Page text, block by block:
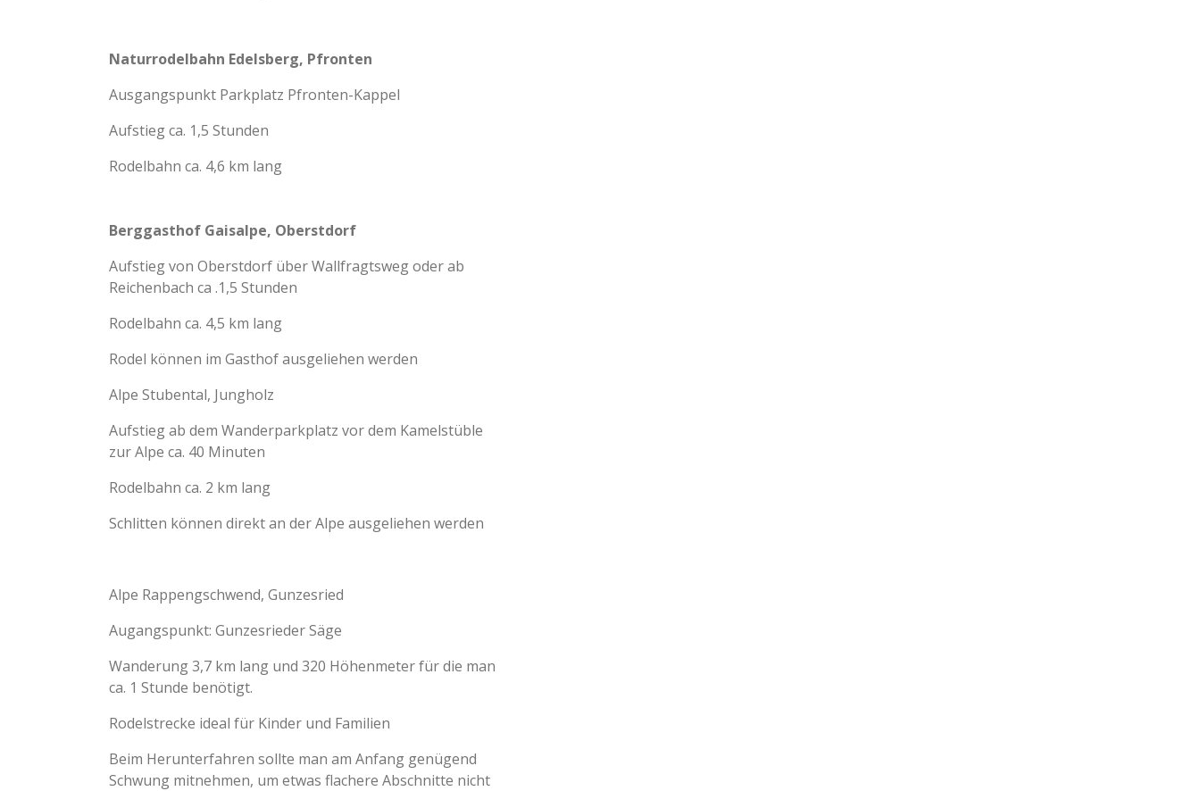
Naturrodelbahn Edelsberg, Pfronten
Ausgangspunkt Parkplatz Pfronten-Kappel
Aufstieg ca. 1,5 Stunden
Rodelbahn ca. 4,6 km lang
Berggasthof Gaisalpe, Oberstdorf
Aufstieg von Oberstdorf über Wallfragtsweg oder ab
Reichenbach ca .1,5 Stunden
Rodelbahn ca. 4,5 km lang
Rodel können im Gasthof ausgeliehen werden
Alpe Stubental, Jungholz
Aufstieg ab dem Wanderparkplatz vor dem Kamelstüble
zur Alpe ca. 40 Minuten
Rodelbahn ca. 2 km lang
Schlitten können direkt an der Alpe ausgeliehen werden
Alpe Rappengschwend, Gunzesried
Augangspunkt: Gunzesrieder Säge
Wanderung 3,7 km lang und 320 Höhenmeter für die man
ca. 1 Stunde benötigt.
Rodelstrecke ideal für Kinder und Familien
Beim Herunterfahren sollte man am Anfang genügend
Schwung mitnehmen, um etwas flachere Abschnitte nicht